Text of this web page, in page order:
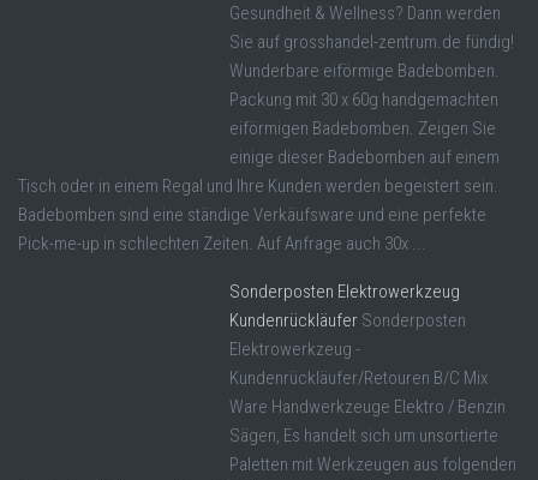
Gesundheit & Wellness? Dann werden
Sie auf grosshandel-zentrum.de fündig!
Wunderbare eiförmige Badebomben.
Packung mit 30 x 60g handgemachten
eiförmigen Badebomben. Zeigen Sie
einige dieser Badebomben auf einem
Tisch oder in einem Regal und Ihre Kunden werden begeistert sein.
Badebomben sind eine ständige Verkäufsware und eine perfekte
Pick-me-up in schlechten Zeiten. Auf Anfrage auch 30x ...
Sonderposten Elektrowerkzeug
Kundenrückläufer Sonderposten
Elektrowerkzeug -
Kundenrückläufer/Retouren B/C Mix
Ware Handwerkzeuge Elektro / Benzin
Sägen, Es handelt sich um unsortierte
Paletten mit Werkzeugen aus folgenden